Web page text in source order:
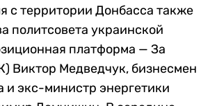
с территории Донбасса также
политсовета украинской
платформа — За
Виктор Медведчук, бизнесмен
и экс-министр энергетики